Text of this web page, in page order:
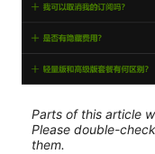
Parts of this article
Please double-
them.